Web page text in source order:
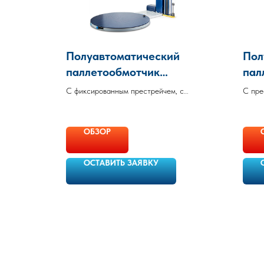
Полуавтоматический
паллетообмотчик
Masterplat Plus |
INOX, INOX TP3
Robopac
С фиксированным престрейчем, с
ОБЗОР
ОСТАВИТЬ ЗАЯВКУ
С